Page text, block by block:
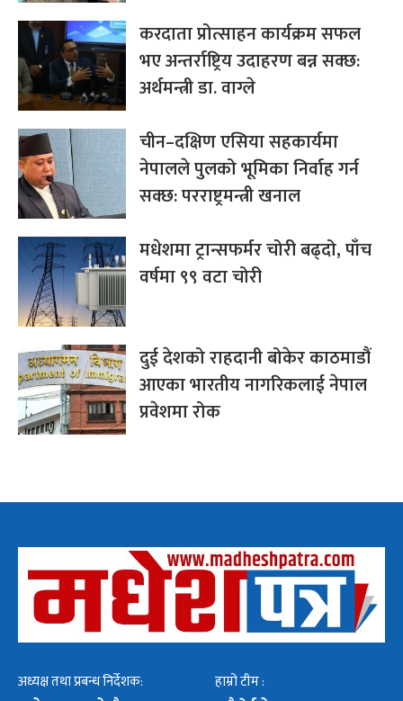
करदाता प्रोत्साहन कार्यक्रम सफल
भए अन्तर्राष्ट्रिय उदाहरण बन्न सक्छ:
अर्थमन्त्री डा. वाग्ले
चीन–दक्षिण एसिया सहकार्यमा
नेपालले पुलको भूमिका निर्वाह गर्न
सक्छ: परराष्ट्रमन्त्री खनाल
मधेशमा ट्रान्सफर्मर चोरी बढ्दो, पाँच
वर्षमा ९९ वटा चोरी
दुई देशको राहदानी बोकेर काठमाडौं
आएका भारतीय नागरिकलाई नेपाल
प्रवेशमा रोक
अध्यक्ष तथा प्रबन्ध निर्देशक: हाम्रो टीम :